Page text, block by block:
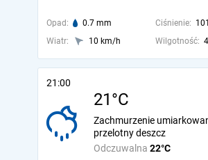
Opad: 0.7 mm Ciśnienie:
Wiatr:
10 km/h Wilgotność:
21:00
21°C
Odczuwalna 22°C
Zachmurzenie
przelotny deszcz